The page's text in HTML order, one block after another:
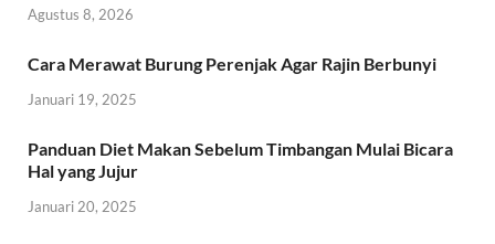
Agustus 8, 2026
Cara Merawat Burung Perenjak Agar Rajin Berbunyi
Januari 19, 2025
Panduan Diet Makan Sebelum Timbangan Mulai Bicara
Hal yang Jujur
Januari 20, 2025